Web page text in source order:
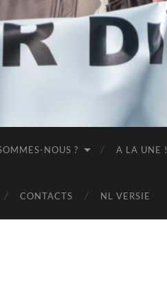
NOUS ? A LA UNE !
CONTACTS NL VERSIE